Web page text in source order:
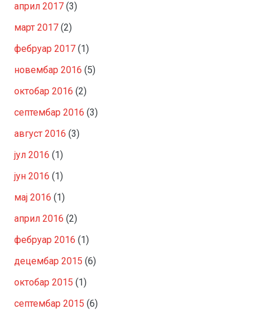
април 2017 (3)
март 2017 (2)
фебруар 2017 (1)
новембар 2016 (5)
октобар 2016 (2)
септембар 2016 (3)
август 2016 (3)
јул 2016 (1)
јун 2016 (1)
мај 2016 (1)
април 2016 (2)
фебруар 2016 (1)
децембар 2015 (6)
октобар 2015 (1)
септембар 2015 (6)